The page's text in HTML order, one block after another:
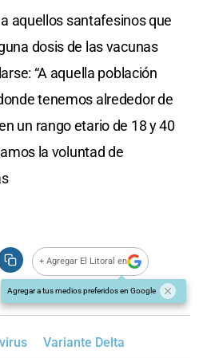
aquellos santafesinos que
dosis de las vacunas
“A aquella población
tenemos alrededor de
un rango etario de 18 y 40
la voluntad de
+ Agregar El Litoral en
Agregar a tus medios preferidos en Google
Variante Delta